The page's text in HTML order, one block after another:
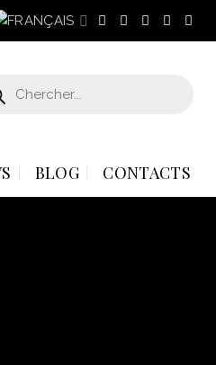
BLOG CONTACTS